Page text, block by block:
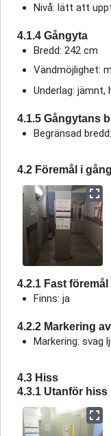
Nivå: lätt att
4.1.4 Gångyta
Bredd: 242 cm
Vändmöjlighet:
Underlag: jämnt,
4.1.5 Gångytans
Begränsad
4.2 Föremål i
4.2.1 Fast föremål
Finns: ja
4.2.2 Markering
Markering: svag
4.3 Hiss
4.3.1 Utanför hiss